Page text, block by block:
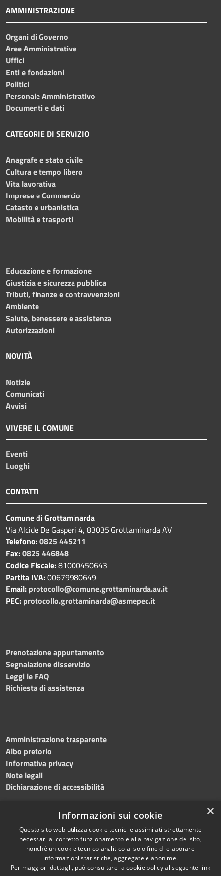
AMMINISTRAZIONE
Organi di Governo
Aree Amministrative
Uffici
Enti e fondazioni
Politici
Personale Amministrativo
Documenti e dati
CATEGORIE DI SERVIZIO
Anagrafe e stato civile
Cultura e tempo libero
Vita lavorativa
Imprese e Commercio
Catasto e urbanistica
Mobilità e trasporti
Educazione e formazione
Giustizia e sicurezza pubblica
Tributi, finanze e contravvenzioni
Ambiente
Salute, benessere e assistenza
Autorizzazioni
NOVITÀ
Notizie
Comunicati
Avvisi
VIVERE IL COMUNE
Eventi
Luoghi
CONTATTI
Comune di Grottaminarda
Via Alcide De Gasperi 4, 83035 Grottaminarda AV
Telefono:0825 445211
Fax:0825 446848
Codice Fiscale:81000450643
Partita IVA:00679980649
Email: protocollo@comune.grottaminarda.av.it
PEC: protocollo.grottaminarda@asmepec.it
Prenotazione appuntamento
Segnalazione disservizio
Leggi le FAQ
Richiesta di assistenza
Amministrazione trasparente
Albo pretorio
Informativa privacy
Note legali
Dichiarazione di accessibilità
RSS
Accessibilità
Cookie
Copyright © 2024 •
Comune diGrottaminarda
• Powered byMunicipium
•Redazione
×
Informazioni sui cookie
Questo sito web utilizza cookie tecnici e assimilati strettamente
necessari al corretto funzionamento e alla navigazione del sito,
nonché un cookie tecnico analitico al solo fine di elaborare
informazioni statistiche, aggregate e anonime.
Per maggiori dettagli, può consultare la cookie policy al seguente link